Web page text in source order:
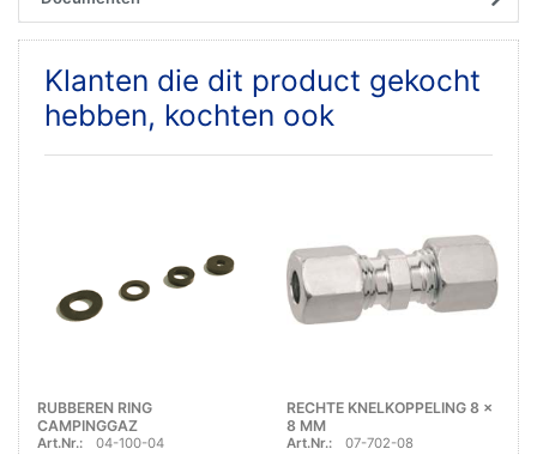
Klanten die dit product gekocht
hebben, kochten ook
RUBBEREN RING
CAMPINGGAZ
Art.Nr.: 04-100-04
RECHTE KNELKOPPELING 8 x
8 MM
Art.Nr.: 07-702-08